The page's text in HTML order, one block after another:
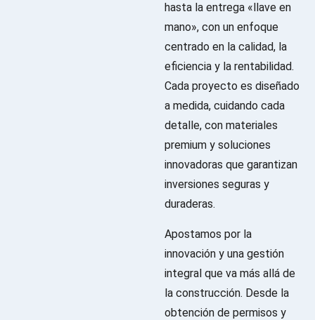
hasta la entrega «llave en
mano», con un enfoque
centrado en la calidad, la
eficiencia y la rentabilidad.
Cada proyecto es diseñado
a medida, cuidando cada
detalle, con materiales
premium y soluciones
innovadoras que garantizan
inversiones seguras y
duraderas.
Apostamos por la
innovación y una gestión
integral que va más allá de
la construcción. Desde la
obtención de permisos y